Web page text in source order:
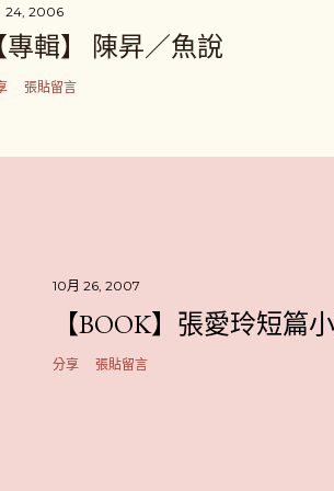
24, 2006
專輯】 陳昇／魚說
張貼留言
10月 26, 2007
【BOOK】張愛玲短篇
分享 張貼留言